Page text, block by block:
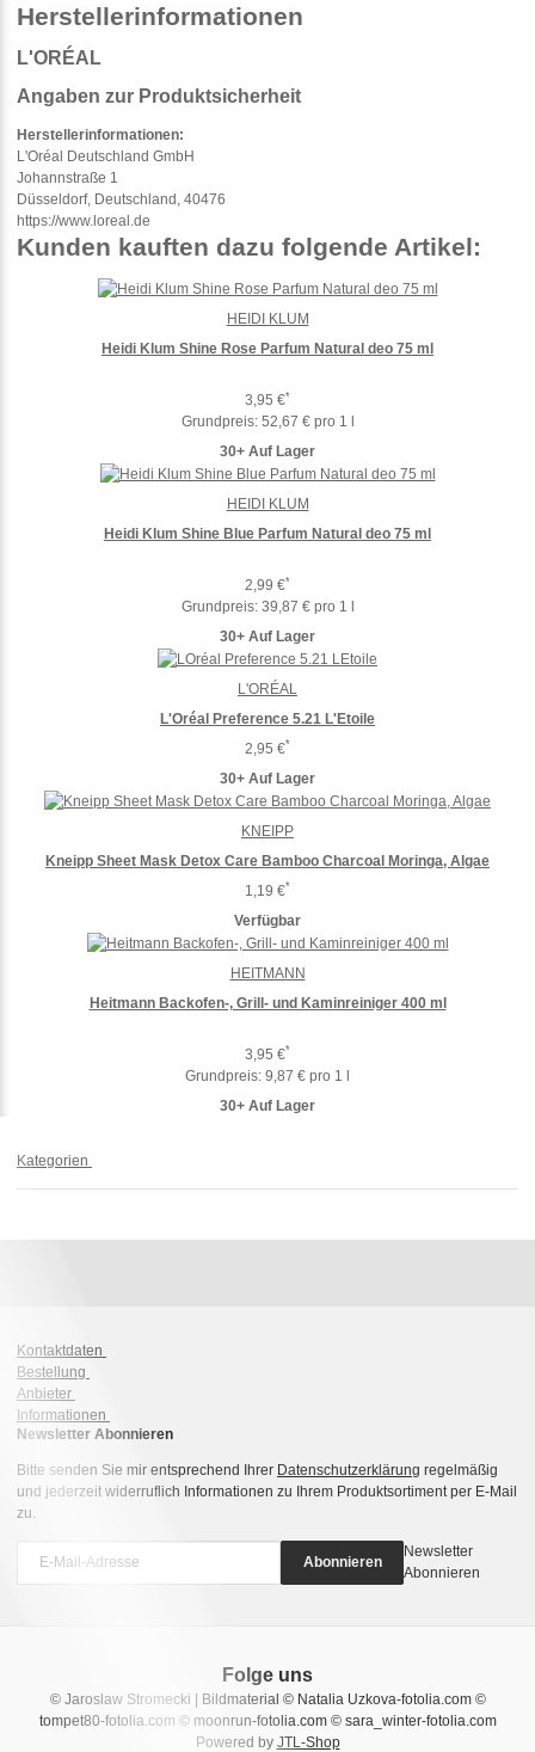
Herstellerinformationen
L'ORÉAL
Angaben zur Produktsicherheit
Herstellerinformationen:
L'Oréal Deutschland GmbH
Johannstraße 1
Düsseldorf, Deutschland, 40476
https://www.loreal.de
Kunden kauften dazu folgende Artikel:
Heidi Klum Shine Rose Parfum Natural deo 75 ml
3,95 €*
Grundpreis: 52,67 € pro 1 l
30+ Auf Lager
HEIDI KLUM
Heidi Klum Shine Blue Parfum Natural deo 75 ml
2,99 €*
Grundpreis: 39,87 € pro 1 l
30+ Auf Lager
HEIDI KLUM
L'Oréal Preference 5.21 L'Etoile
2,95 €*
30+ Auf Lager
L'ORÉAL
Kneipp Sheet Mask Detox Care Bamboo Charcoal Moringa, Algae
1,19 €*
Verfügbar
KNEIPP
Heitmann Backofen-, Grill- und Kaminreiniger 400 ml
3,95 €*
Grundpreis: 9,87 € pro 1 l
30+ Auf Lager
HEITMANN
Kategorien
Kontaktdaten
Bestellung
Anbieter
Informationen
Newsletter Abonnieren
Bitte senden Sie mir entsprechend Ihrer Datenschutzerklärung regelmäßig
und jederzeit widerruflich Informationen zu Ihrem Produktsortiment per E-Mail
zu.
Abonnieren
Newsletter
Abonnieren
© Jaroslaw Stromecki | Bildmaterial © Natalia Uzkova-fotolia.com ©
tompet80-fotolia.com © moonrun-fotolia.com © sara_winter-fotolia.com
Powered by JTL-Shop
Folge uns